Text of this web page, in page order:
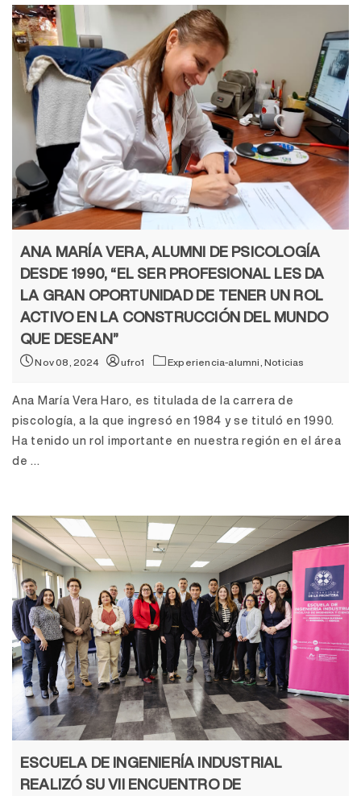
ANA MARÍA VERA, ALUMNI DE PSICOLOGÍA
DESDE 1990, “EL SER PROFESIONAL LES DA
LA GRAN OPORTUNIDAD DE TENER UN ROL
ACTIVO EN LA CONSTRUCCIÓN DEL MUNDO
QUE DESEAN”
Nov 08, 2024 ufro1 Experiencia-alumni,Noticias
Ana María Vera Haro, es titulada de la carrera de
piscología, a la que ingresó en 1984 y se tituló en 1990.
Ha tenido un rol importante en nuestra región en el área
de ...
ESCUELA DE INGENIERÍA INDUSTRIAL
REALIZÓ SU VII ENCUENTRO DE